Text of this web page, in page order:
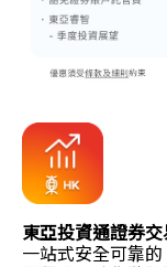
東亞投資通證券交
一站式安全可靠的